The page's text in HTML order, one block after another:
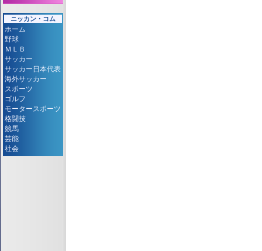
ニッカン・コム
ホーム
野球
ＭＬＢ
サッカー
サッカー日本代表
海外サッカー
スポーツ
ゴルフ
モータースポーツ
格闘技
競馬
芸能
社会